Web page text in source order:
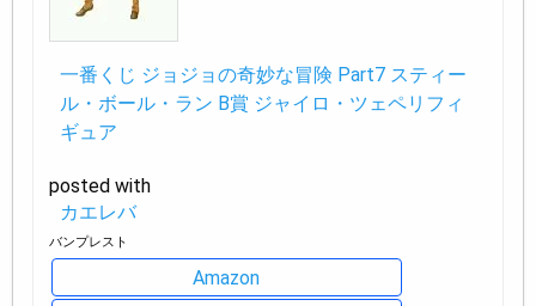
一番くじ ジョジョの奇妙な冒険 Part7 スティー
ル・ボール・ラン B賞 ジャイロ・ツェペリフィ
ギュア
posted with
カエレバ
バンプレスト
Amazon